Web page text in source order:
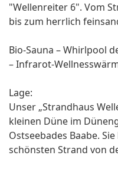
"Wellenreiter 6". Vom
bis zum herrlich
Bio-Sauna – Whirlpool
– Infrarot-
Lage:
Unser „Strandhaus
kleinen Düne im
Ostseebades Baabe.
schönsten Strand von